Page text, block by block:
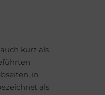
kurz als
in
als